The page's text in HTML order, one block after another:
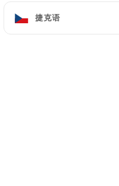
捷克语
捷克语